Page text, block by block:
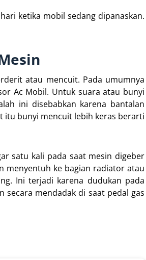
ketika mobil sedang dipanaskan.
atau mencuit. Pada umumnya
Ac Mobil. Untuk suara atau bunyi
ini disebabkan karena bantalan
itu bunyi mencuit lebih keras berarti
satu kali pada saat mesin digeber
menyentuh ke bagian radiator atau
Ini terjadi karena dudukan pada
secara mendadak di saat pedal gas